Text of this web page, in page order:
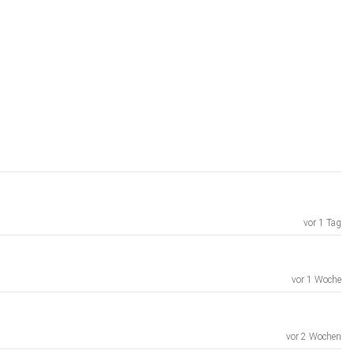
vor 1 Tag
vor 1 Woche
vor 2 Wochen